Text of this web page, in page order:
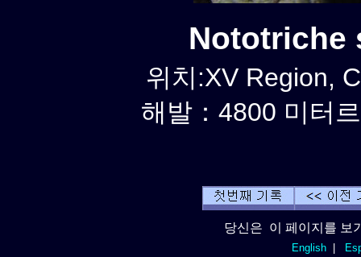
Nototriche
위치:XV Region,
해발：4800 미터
당신은 이 페이지를 보
English|